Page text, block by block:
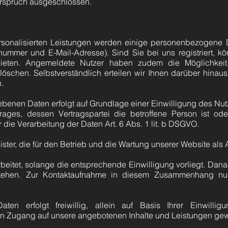
Leistungen werden einige personenbezogene
und E-Mail-Adresse). Sind Sie bei uns registriert,
Angemeldete Nutzer haben zudem die
Selbstverständlich erteilen wir Ihnen darüber
Daten erfolgt auf Grundlage einer Einwilligung des
dessen Vertragspartei die betroffene Person ist
Verarbeitung der Daten Art. 6 Abs. 1 lit. b DSGVO.
die für den Betrieb und die Wartung unserer Website als
solange die entsprechende Einwilligung vorliegt.
Zur Kontaktaufnahme in diesem Zusammenhang
erfolgt freiwillig, allein auf Basis Ihrer
Zugang auf unsere angebotenen Inhalte und Leistungen